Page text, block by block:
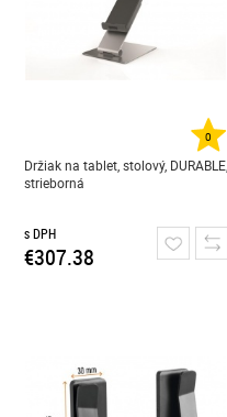
0
Držiak na tablet, stolový, DURABLE,
strieborná
s DPH
€307.38